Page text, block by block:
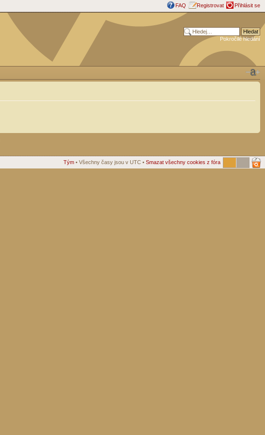
FAQ Registrovat Přihlásit se
Pokročilé hledání
Tým • Všechny časy jsou v UTC • Smazat všechny cookies z fóra